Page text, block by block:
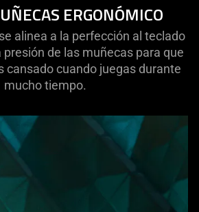
ERGONÓMICO
alinea a la perfección al teclado
presión de las muñecas para que
cansado cuando juegas durante
mucho tiempo.